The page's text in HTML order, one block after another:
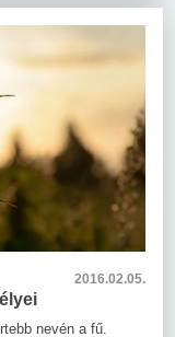
2016.02.05.
nevén a fű.